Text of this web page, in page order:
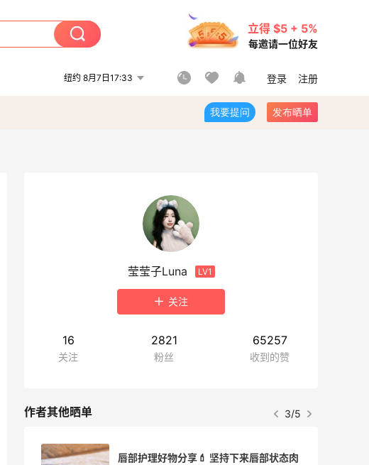
立得 $5 + 5%
每邀请一位好友
纽约 8月7日17:33 登录 注册
我要提问 发布晒单
莹莹子Luna LV1
关注
16
关注
2821
粉丝
65257
收到的赞
作者其他晒单 3/5
唇部护理好物分享💄 坚持下来唇部状态肉